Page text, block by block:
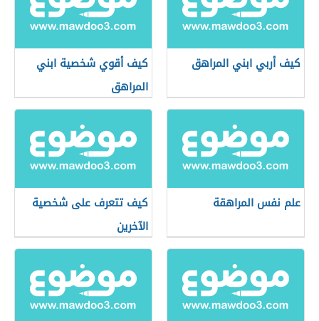
كيف أربي ابني المراهق
كيف أقوي شخصية ابني
المراهق
علم نفس المراهقة
كيف تتعرف على شخصية
الآخرين